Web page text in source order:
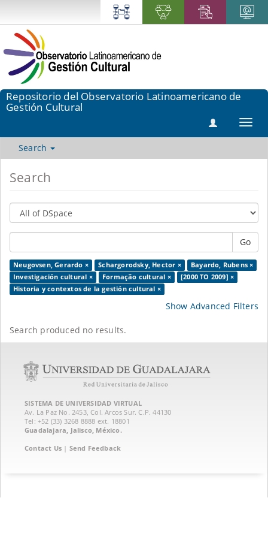
Repositorio del Observatorio Latinoamericano de
Gestión Cultural
Search
Search
Go
Neugovsen, Gerardo × Schargorodsky, Hector ×
Bayardo, Rubens ×
Investigación cultural ×
Formação cultural ×
[2000 TO 2009] ×
Historia y contextos de la gestión cultural ×
Show Advanced Filters
Search produced no results.
SISTEMA DE UNIVERSIDAD VIRTUAL
Av. La Paz No. 2453, Col. Arcos Sur. C.P. 44130
Tel: +52 (33) 3268 8888‏ ext. 18801
Guadalajara, Jalisco, México.
Contact Us | Send Feedback